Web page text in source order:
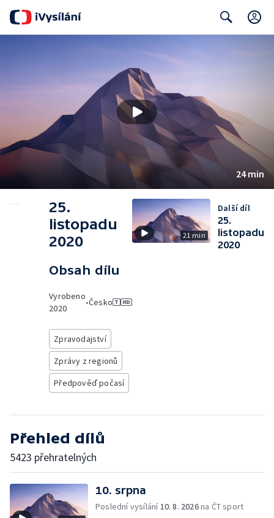
24 min
25.
listopadu
2020
Obsah dílu
Vyrobeno
2020
•Česko
Zpravodajství
Zprávy z regionů
Předpověď počasí
21 min
Další díl
25.
listopadu
2020
Přehled dílů
5423 přehratelných
10. srpna
Poslední vysílání10. 8. 2026na ČT sport